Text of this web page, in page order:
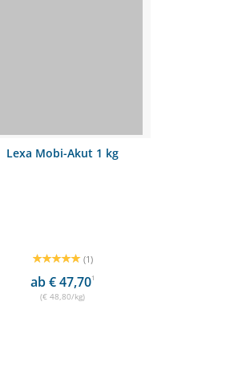
Lexa Mobi-Akut 1 kg
(1)
ab € 47,701
(€ 48,80/kg)